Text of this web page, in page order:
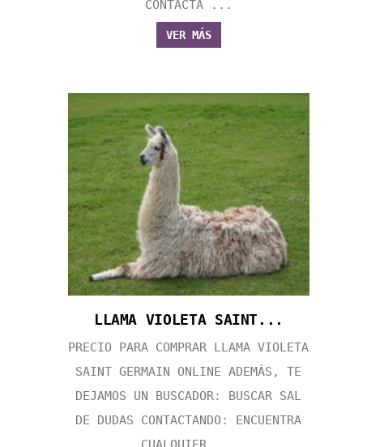
CONTACTA ...
VER MÁS
LLAMA VIOLETA SAINT...
PRECIO PARA COMPRAR LLAMA VIOLETA
SAINT GERMAIN ONLINE ADEMÁS, TE
DEJAMOS UN BUSCADOR: BUSCAR SAL
DE DUDAS CONTACTANDO: ENCUENTRA